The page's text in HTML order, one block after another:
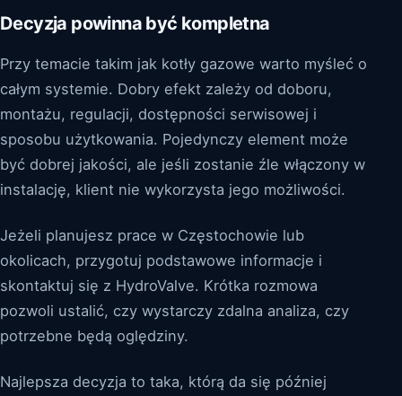
Decyzja powinna być kompletna
Przy temacie takim jak kotły gazowe warto myśleć o
całym systemie. Dobry efekt zależy od doboru,
montażu, regulacji, dostępności serwisowej i
sposobu użytkowania. Pojedynczy element może
być dobrej jakości, ale jeśli zostanie źle włączony w
instalację, klient nie wykorzysta jego możliwości.
Jeżeli planujesz prace w Częstochowie lub
okolicach, przygotuj podstawowe informacje i
skontaktuj się z HydroValve. Krótka rozmowa
pozwoli ustalić, czy wystarczy zdalna analiza, czy
potrzebne będą oględziny.
Najlepsza decyzja to taka, którą da się później